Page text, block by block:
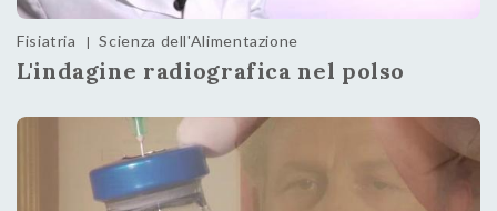
Fisiatria | Scienza dell'Alimentazione
L'indagine radiografica nel polso